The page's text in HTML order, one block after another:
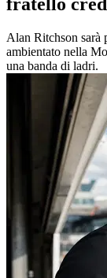
Alan Ritchson sarà
ambientato nella
una banda di ladri.